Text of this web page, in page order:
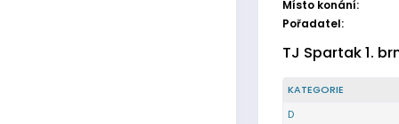
Místo konání:
Pořadatel:
TJ Spartak 1.
KATEGORIE
D